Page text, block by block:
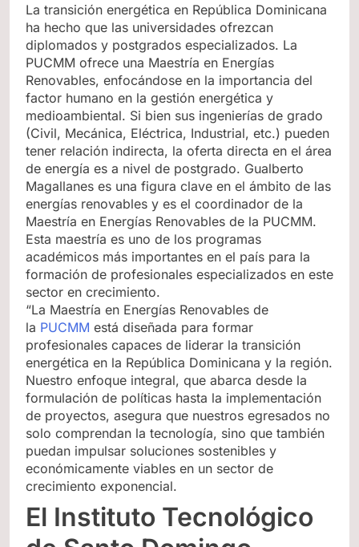
La transición energética en República Dominicana
ha hecho que las universidades ofrezcan
diplomados y postgrados especializados. La
PUCMM ofrece una Maestría en Energías
Renovables, enfocándose en la importancia del
factor humano en la gestión energética y
medioambiental. Si bien sus ingenierías de grado
(Civil, Mecánica, Eléctrica, Industrial, etc.) pueden
tener relación indirecta, la oferta directa en el área
de energía es a nivel de postgrado. Gualberto
Magallanes es una figura clave en el ámbito de las
energías renovables y es el coordinador de la
Maestría en Energías Renovables de la PUCMM.
Esta maestría es uno de los programas
académicos más importantes en el país para la
formación de profesionales especializados en este
sector en crecimiento.
“La Maestría en Energías Renovables de
la PUCMM está diseñada para formar
profesionales capaces de liderar la transición
energética en la República Dominicana y la región.
Nuestro enfoque integral, que abarca desde la
formulación de políticas hasta la implementación
de proyectos, asegura que nuestros egresados no
solo comprendan la tecnología, sino que también
puedan impulsar soluciones sostenibles y
económicamente viables en un sector de
crecimiento exponencial.
El Instituto Tecnológico